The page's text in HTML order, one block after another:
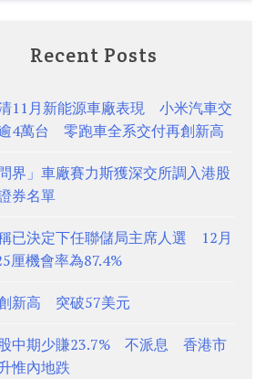
Recent Posts
11月新能源車廠表現 小米汽車交
4萬台 零跑車全系交付再創新高
界」車廠賽力斯獲深交所調入港股
券名單
已決定下任聯儲局主席人選 12月
厘機會率為87.4%
新高 突破57美元
中期少賺23.7% 不派息 香港市
惟內地跌